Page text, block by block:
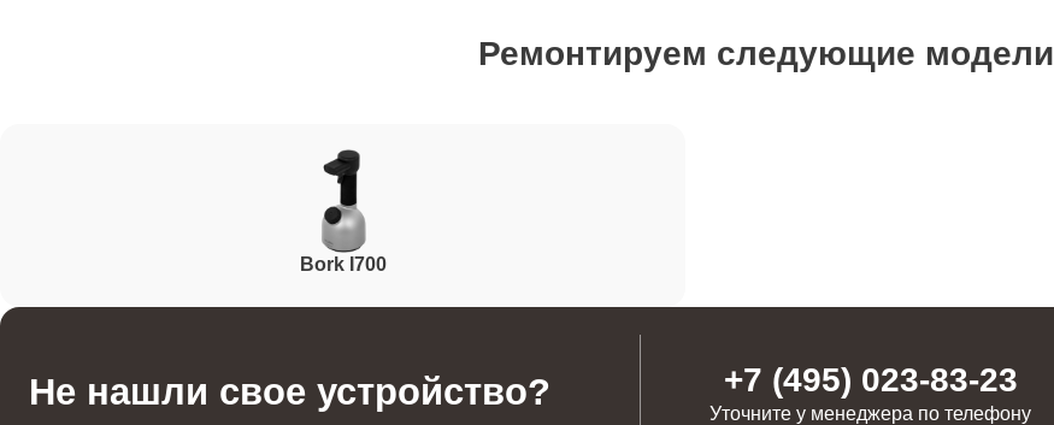
от 100 минут
Ремонт кнопки подачи пара
Ремонтируем следующие модели
Bork I700
Не нашли свое устройство? +7 (495) 023-83-23
Уточните у менеджера по телефону